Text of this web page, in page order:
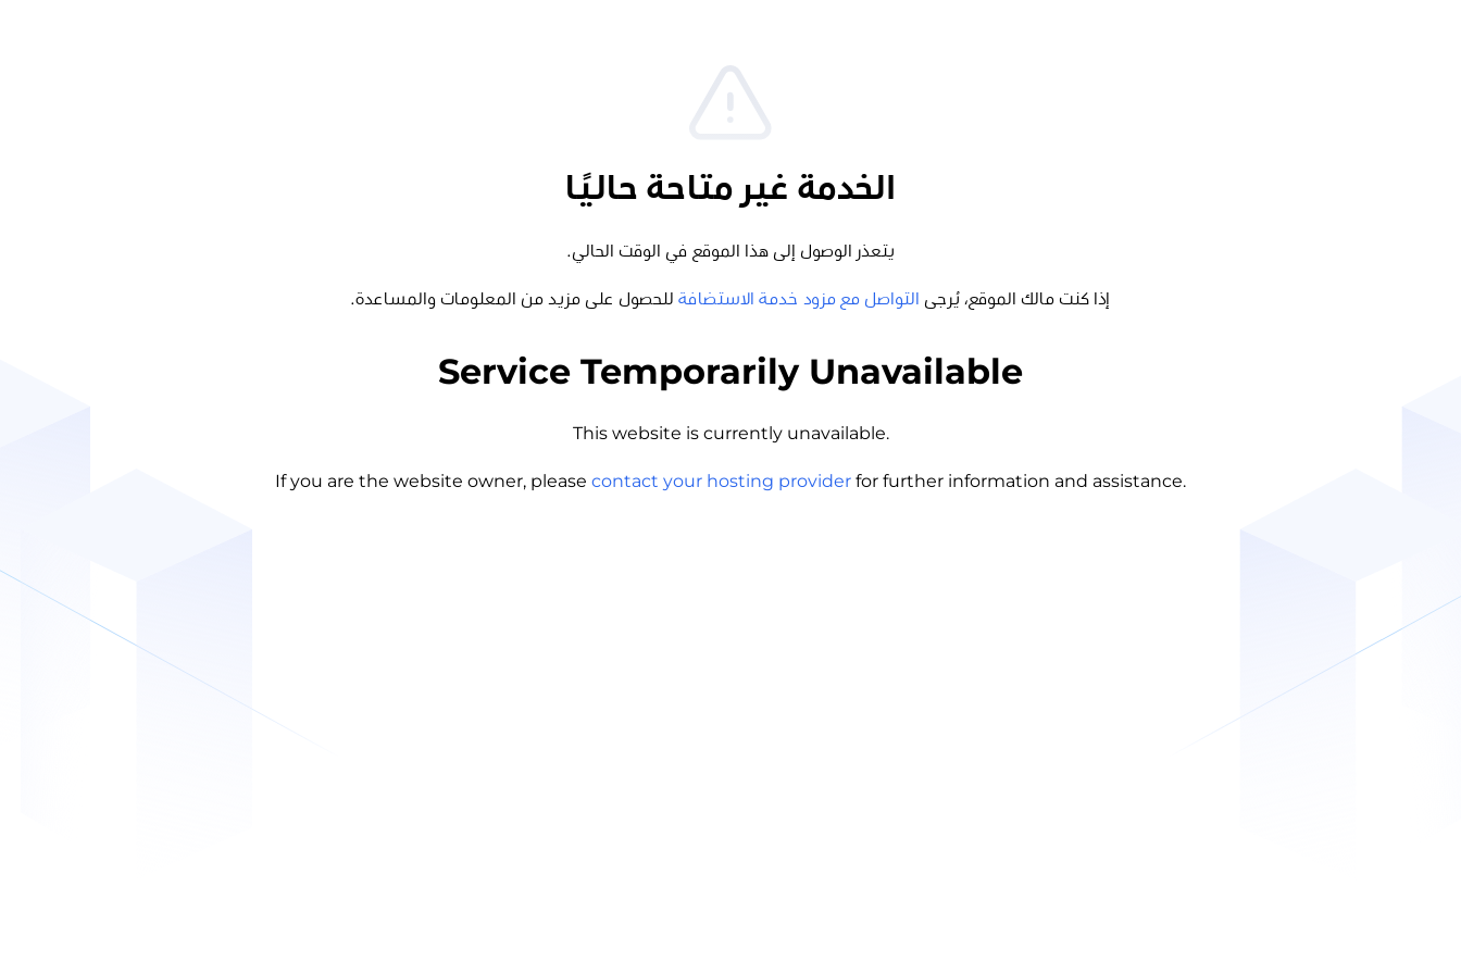
الخدمة غير متاحة حاليًا
يتعذر الوصول إلى هذا الموقع في الوقت الحالي.
إذا كنت مالك الموقع، يُرجى التواصل مع مزود خدمة الاستضافة للحصول على مزيد من المعلومات والمساعدة.
Service Temporarily Unavailable
This website is currently unavailable.
If you are the website owner, please contact your hosting provider for further information and assistance.